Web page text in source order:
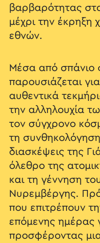
βαρβαρότητας
μέχρι την έκρηξη
εθνών.
Μέσα από σπάνιο
παρουσιάζεται
αυθεντικά
την αλληλουχία
τον σύγχρονο
τη συνθηκολόγηση
διασκέψεις της
όλεθρο της
και τη γέννηση
Νυρεμβέργης.
που επιτρέπουν
επόμενης ημέρας
προσφέροντας